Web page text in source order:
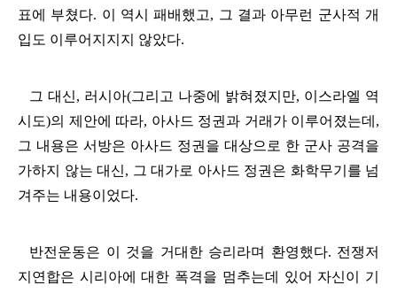
표에 부쳤다. 이 역시 패배했고, 그 결과 아무런 군사적 개
입도 이루어지지지 않았다.
그 대신, 러시아(그리고 나중에 밝혀졌지만, 이스라엘 역
시도)의 제안에 따라, 아사드 정권과 거래가 이루어졌는데 ,
그 내용은 서방은 아사드 정권을 대상으로 한 군사 공격을
가하지 않는 대신, 그 대가로 아사드 정권은 화학무기를 넘
겨주는 내용이었다.
반전운동은 이 것을 거대한 승리라며 환영했다. 전쟁저
지연합은 시리아에 대한 폭격을 멈추는데 있어 자신이 기